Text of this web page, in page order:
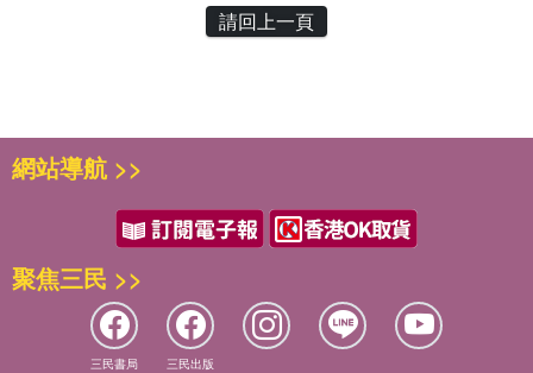
請回上一頁
網站導航 >>
聚焦三民 >>
三民書局 三民出版